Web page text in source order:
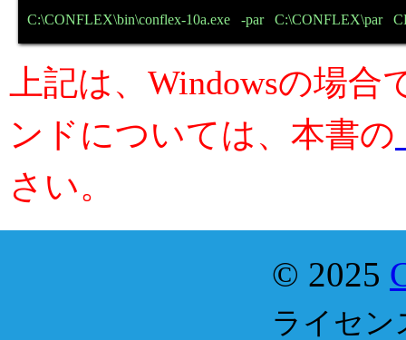
C:\CONFLEX\bin\conflex-10a.exe   -par   C:\CONFLEX\par
上記は、Windowsの場
ンドについては、本書の
さい。
© 2025
ライセン